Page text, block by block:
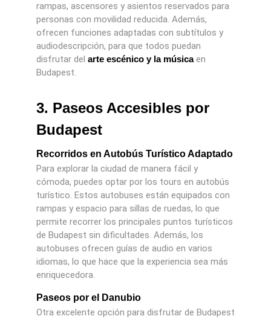
rampas, ascensores y asientos reservados para
personas con movilidad reducida. Además,
ofrecen funciones adaptadas con subtítulos y
audiodescripción, para que todos puedan
disfrutar del arte escénico y la músicaen
Budapest.
3. Paseos Accesibles por
Budapest
Recorridos en Autobús Turístico Adaptado
Para explorar la ciudad de manera fácil y
cómoda, puedes optar por los tours en autobús
turístico. Estos autobuses están equipados con
rampas y espacio para sillas de ruedas, lo que
permite recorrer los principales puntos turísticos
de Budapest sin dificultades. Además, los
autobuses ofrecen guías de audio en varios
idiomas, lo que hace que la experiencia sea más
enriquecedora.
Paseos por el Danubio
Otra excelente opción para disfrutar de Budapest